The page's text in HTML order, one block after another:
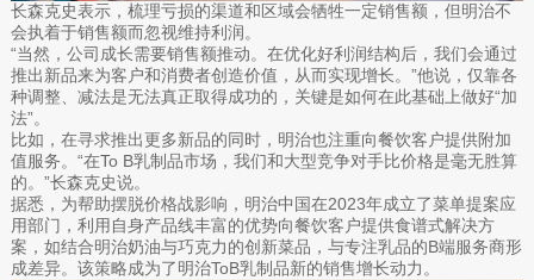
长森克史表示，梳理亏损的渠道和区域会牺牲一定销售额，但明治不
会执着于销售额而忽视维持利润。
“当然，公司成长需要销售额推动。在优化好利润结构后，我们会通过
推出新品来为客户和消费者创造价值，从而实现增长。”他说，仅靠各
种调整、减法是无法真正取得成功的，关键是如何在此基础上做好“加
法”。
比如，在寻求推出更多新品的同时，明治也注重向餐饮客户提供附加
值服务。“在To B乳制品市场，我们和大型竞争对手比价格是毫无胜算
的。”长森克史说。
据悉，为帮助摆脱价格战影响，明治中国在2023年成立了菜单提案应
用部门，利用自身产品线丰富的优势向餐饮客户提供食谱式解决方
案，如结合明治奶油与巧克力的创新菜品，与专注乳品的B端服务商形
成差异。该策略成为了明治ToB乳制品新的销售增长动力。